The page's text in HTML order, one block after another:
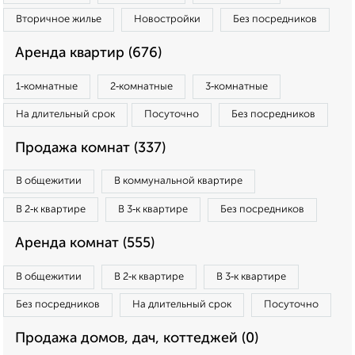
Вторичное жилье Новостройки Без посредников
Аренда квартир (676)
1‑комнатные 2‑комнатные 3‑комнатные
На длительный срок Посуточно Без посредников
Продажа комнат (337)
В общежитии В коммунальной квартире
В 2‑к квартире В 3‑к квартире Без посредников
Аренда комнат (555)
В общежитии В 2‑к квартире В 3‑к квартире
Без посредников На длительный срок Посуточно
Продажа домов, дач, коттеджей (0)